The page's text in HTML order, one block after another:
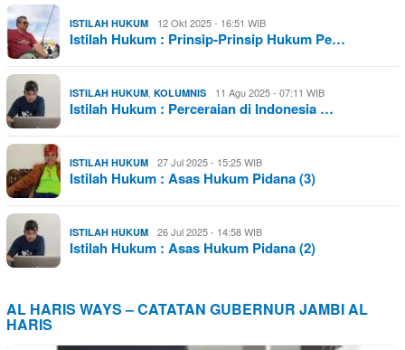
ISTILAH HUKUM 12 Okt 2025 - 16:51 WIB
Istilah Hukum : Prinsip-Prinsip Hukum Pe…
ISTILAH HUKUM, KOLUMNIS 11 Agu 2025 - 07:11 WIB
Istilah Hukum : Perceraian di Indonesia …
ISTILAH HUKUM 27 Jul 2025 - 15:25 WIB
Istilah Hukum : Asas Hukum Pidana (3)
ISTILAH HUKUM 26 Jul 2025 - 14:58 WIB
Istilah Hukum : Asas Hukum Pidana (2)
AL HARIS WAYS – CATATAN GUBERNUR JAMBI AL
HARIS